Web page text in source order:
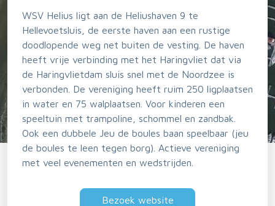
WSV Helius ligt aan de Heliushaven 9 te
Hellevoetsluis, de eerste haven aan een rustige
doodlopende weg net buiten de vesting. De haven
heeft vrije verbinding met het Haringvliet dat via
de Haringvlietdam sluis snel met de Noordzee is
verbonden. De vereniging heeft ruim 250 ligplaatsen
in water en 75 walplaatsen. Voor kinderen een
speeltuin met trampoline, schommel en zandbak.
Ook een dubbele Jeu de boules baan speelbaar (jeu
de boules te leen tegen borg). Actieve vereniging
met veel evenementen en wedstrijden.
Bezoek website